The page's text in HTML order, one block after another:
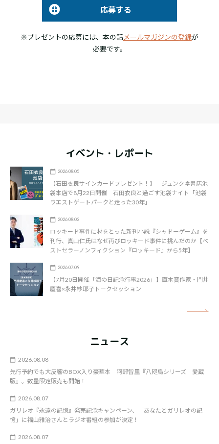
応募する
※プレゼントの応募には、本の話メールマガジンの登録が
必要です。
イベント・レポート
2026.08.05
【石田衣良サインカードプレゼント！】 ジュンク堂書店池
袋本店で8月22日開催 石田衣良と過ごす池袋ナイト「池袋
ウエストゲートパークと走った30年」
2026.08.03
ロッキード事件に材をとった新刊小説『シャドーゲーム』を
刊行、真山仁氏はなぜ再びロッキード事件に挑んだのか【ベ
ストセラーノンフィクション『ロッキード』から5年】
2026.07.09
【7月20日開催「海の日記念行事2026」】直木賞作家・門井
慶喜×永井紗耶子トークセッション
ニュース
2026.08.08
先行予約でも大反響のBOX入り豪華本 阿部智里『八咫烏シリーズ 愛蔵
版』。数量限定販売も開始！
2026.08.07
ガリレオ『永遠の記憶』発売記念キャンペーン、「あなたとガリレオの記
憶」に福山雅治さんとラジオ番組の参加が決定！
2026.08.07